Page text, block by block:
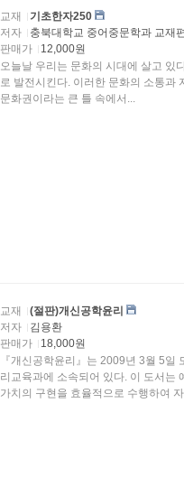
교재
기초한자250
저자
충북대학교 중어중문학과 교재
판매가
12,000원
오늘날 우리는 문화의 시대에 살고 있다. 문화는 상
로 발전시킨다. 이러한 문화의 소통과
문화권이라는 큰 틀 속에서...
교재
(절판)개신공학윤리
저자
김용환
판매가
18,000원
『개신공학윤리』는 2009년 3월 5일 도서출판 개신(충북대 출판부)에서 간행되었으며 저자는 윤
리교육과에 소속되어 있다. 이 도서는 예비공학자에
가치의 구현을 효율적으로 수행하여